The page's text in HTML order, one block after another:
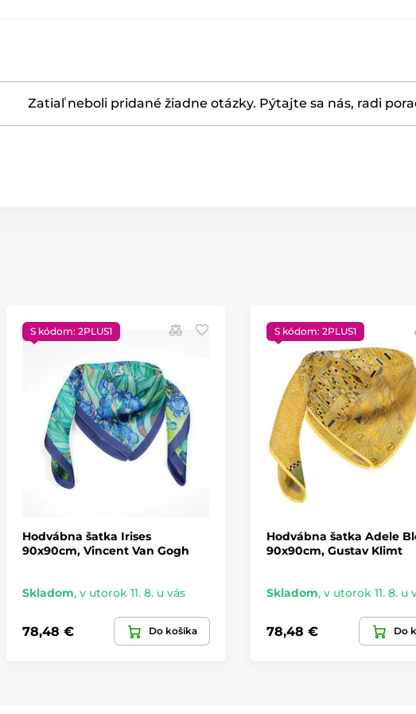
Zatiaľ neboli pridané žiadne otázky. Pýtajte sa nás, radi
S kódom: 2PLUS1
Hodvábna šatka Irises
90x90cm, Vincent Van Gogh
Skladom, v utorok 11. 8. u vás
78,48 € Do košíka
S kódom: 2PLUS1
Hodvábna šatka Adele
90x90cm, Gustav Klimt
Skladom, v utorok 11. 8. u
78,48 € Do